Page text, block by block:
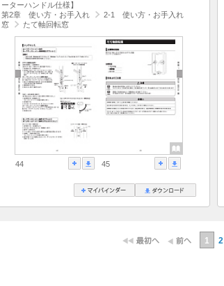
ーターハンドル仕様】
第2章 使い方・お手入れ
2-1 使い方・お手入れ
窓
たて軸回転窓
44 45
1 2